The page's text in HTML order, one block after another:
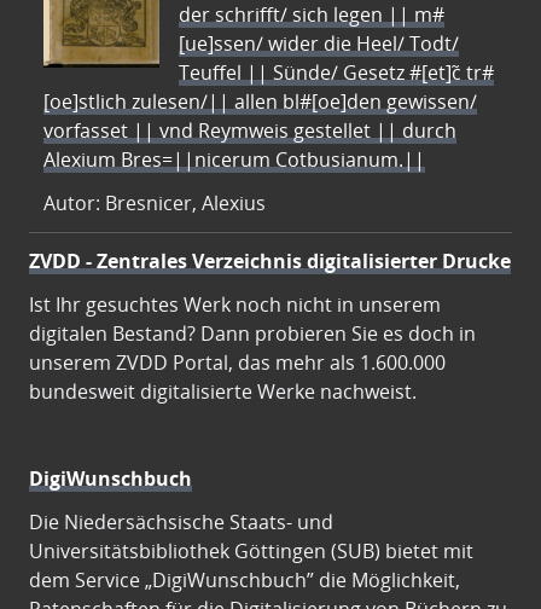
der schrifft/ sich legen || m#
[ue]ssen/ wider die Heel/ Todt/
Teuffel || Sünde/ Gesetz #[et]c̃ tr#
[oe]stlich zulesen/|| allen bl#[oe]den gewissen/
vorfasset || vnd Reymweis gestellet || durch
Alexium Bres=||nicerum Cotbusianum.||
Autor: Bresnicer, Alexius
ZVDD - Zentrales Verzeichnis digitalisierter Drucke
Ist Ihr gesuchtes Werk noch nicht in unserem
digitalen Bestand? Dann probieren Sie es doch in
unserem ZVDD Portal, das mehr als 1.600.000
bundesweit digitalisierte Werke nachweist.
DigiWunschbuch
Die Niedersächsische Staats- und
Universitätsbibliothek Göttingen (SUB) bietet mit
dem Service „DigiWunschbuch” die Möglichkeit,